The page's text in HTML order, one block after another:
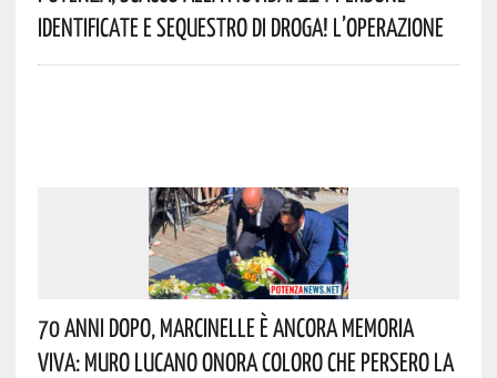
Identificate E Sequestro Di Droga! L’operazione
70 Anni Dopo, Marcinelle È Ancora Memoria
Viva: Muro Lucano Onora Coloro Che Persero La